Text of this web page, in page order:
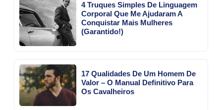
4 Truques Simples De Linguagem
Corporal Que Me Ajudaram A
Conquistar Mais Mulheres
(Garantido!)
17 Qualidades De Um Homem De
Valor – O Manual Definitivo Para
Os Cavalheiros